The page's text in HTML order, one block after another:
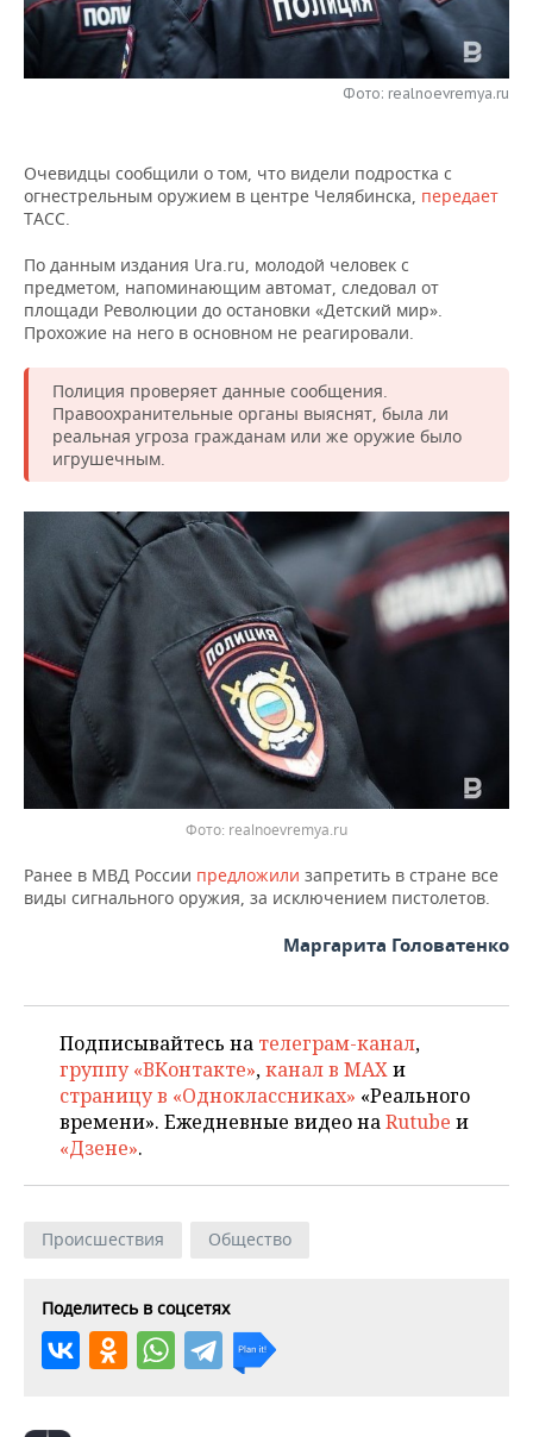
НЕФТЕХИМИЯ
НЕФТЬ
ЭНЕРГЕТИКА
РОЗНИЧНАЯ ТОРГОВЛЯ
НОВОСТИ ТЕХНОЛОГИЙ
ТЕЛЕКОММУНИКАЦИИ
МЕРОПРИЯТИЯ
БИЗНЕС-БРАНЧИ
ONLINE-КОНФЕРЕНЦИИ
ОТКРЫТАЯ ЛЕКЦИЯ
ФУТБОЛ
ХОККЕЙ
БАСКЕТБОЛ
ВОЛЕЙБОЛ
КИБЕРСПОРТ
ФИГУРНОЕ КАТАНИЕ
ВОДНЫЕ ВИДЫ СПОРТА
ХОККЕЙ С МЯЧОМ
НОВОСТИ ОБЩЕСТВА
ВЛАСТЬ
ИНФРАСТРУКТУРА
ИСТОРИЯ
КУЛЬТУРА
МЕДИЦИНА
ОБРАЗОВАНИЕ
ПРОИСШЕСТВИЯ
ФОТОГАЛЕРЕЯ
СЮЖЕТЫ
СПРАВОЧНИК
СПИСОК ПЕРСОН
СПИСОК КОМПАНИЙ
ПОЛНАЯ ВЕРСИЯ
Фото: realnoevremya.ru
Очевидцы сообщили о том, что видели подростка с
огнестрельным оружием в центре Челябинска, передает
ТАСС.
По данным издания Ura.ru, молодой человек с
предметом, напоминающим автомат, следовал от
площади Революции до остановки «Детский мир».
Прохожие на него в основном не реагировали.
Полиция проверяет данные сообщения.
Правоохранительные органы выяснят, была ли
реальная угроза гражданам или же оружие было
игрушечным.
Фото: realnoevremya.ru
Ранее в МВД России предложили запретить в стране все
виды сигнального оружия, за исключением пистолетов.
Маргарита Головатенко
Подписывайтесь на телеграм-канал,
группу «ВКонтакте»,канал в MAXи
страницу в «Одноклассниках» «Реального
времени». Ежедневные видео наRutube и
«Дзене».
Происшествия Общество
Поделитесь в соцсетях